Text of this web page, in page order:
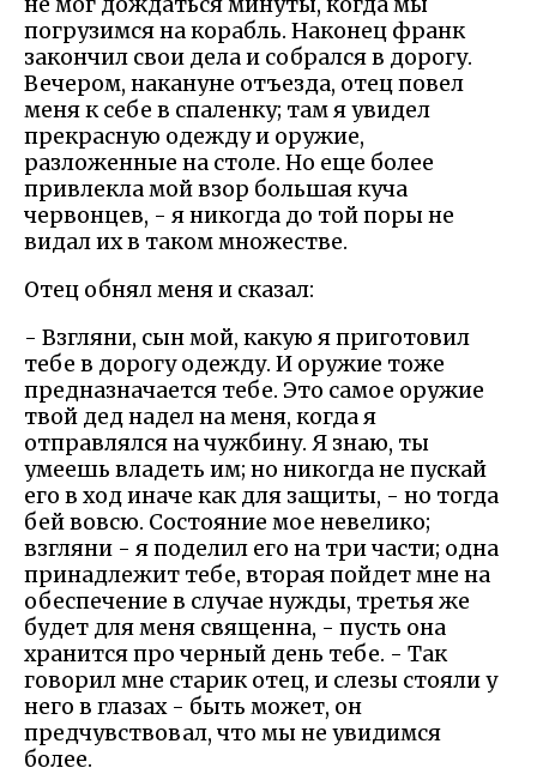
не мог дождаться минуты, когда мы
погрузимся на корабль. Наконец франк
закончил свои дела и собрался в дорогу.
Вечером, накануне отъезда, отец повел
меня к себе в спаленку; там я увидел
прекрасную одежду и оружие,
разложенные на столе. Но еще более
привлекла мой взор большая куча
червонцев, - я никогда до той поры не
видал их в таком множестве.
Отец обнял меня и сказал:
- Взгляни, сын мой, какую я приготовил
тебе в дорогу одежду. И оружие тоже
предназначается тебе. Это самое оружие
твой дед надел на меня, когда я
отправлялся на чужбину. Я знаю, ты
умеешь владеть им; но никогда не пускай
его в ход иначе как для защиты, - но тогда
бей вовсю. Состояние мое невелико;
взгляни - я поделил его на три части; одна
принадлежит тебе, вторая пойдет мне на
обеспечение в случае нужды, третья же
будет для меня священна, - пусть она
хранится про черный день тебе. - Так
говорил мне старик отец, и слезы стояли у
него в глазах - быть может, он
предчувствовал, что мы не увидимся
более.